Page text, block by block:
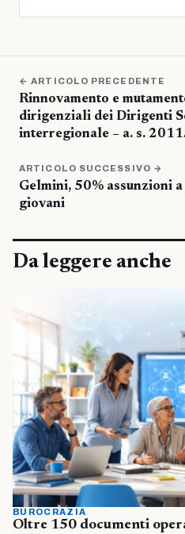
← ARTICOLO PRECEDENTE
Rinnovamento e
dirigenziali dei Dirigenti
interregionale – a. s.
ARTICOLO SUCCESSIVO →
Gelmini, 50% assunzioni
giovani
Da leggere anche
BUROCRAZIA
Oltre 150 documenti